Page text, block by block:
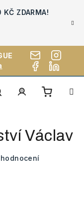
KČ ZDARMA!
košík
Václav